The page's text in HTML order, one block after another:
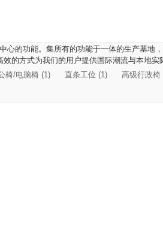
的功能。集所有的功能于一体的生产基地
的方式为我们的用户提供国际潮流与本地实
椅/电脑椅 (1) 直条工位 (1) 高级行政椅